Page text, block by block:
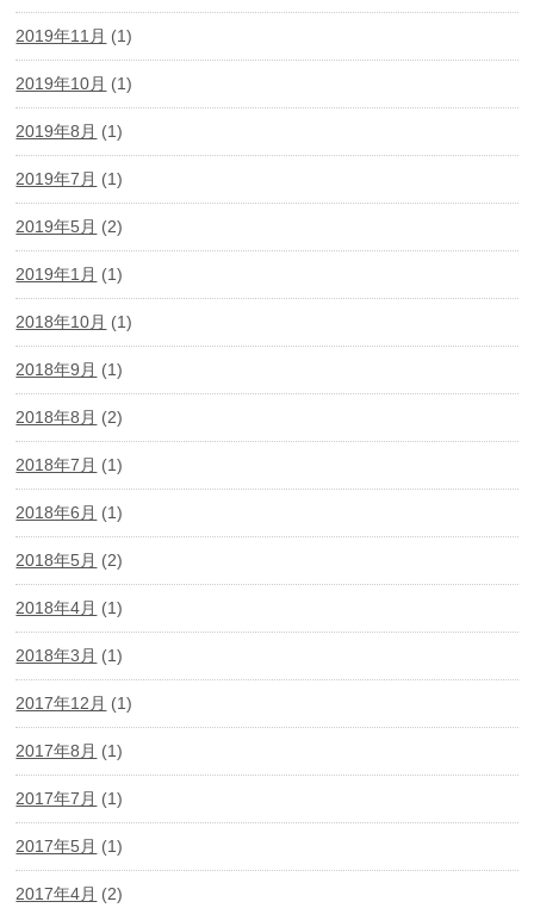
2019年11月 (1)
2019年10月 (1)
2019年8月 (1)
2019年7月 (1)
2019年5月 (2)
2019年1月 (1)
2018年10月 (1)
2018年9月 (1)
2018年8月 (2)
2018年7月 (1)
2018年6月 (1)
2018年5月 (2)
2018年4月 (1)
2018年3月 (1)
2017年12月 (1)
2017年8月 (1)
2017年7月 (1)
2017年5月 (1)
2017年4月 (2)